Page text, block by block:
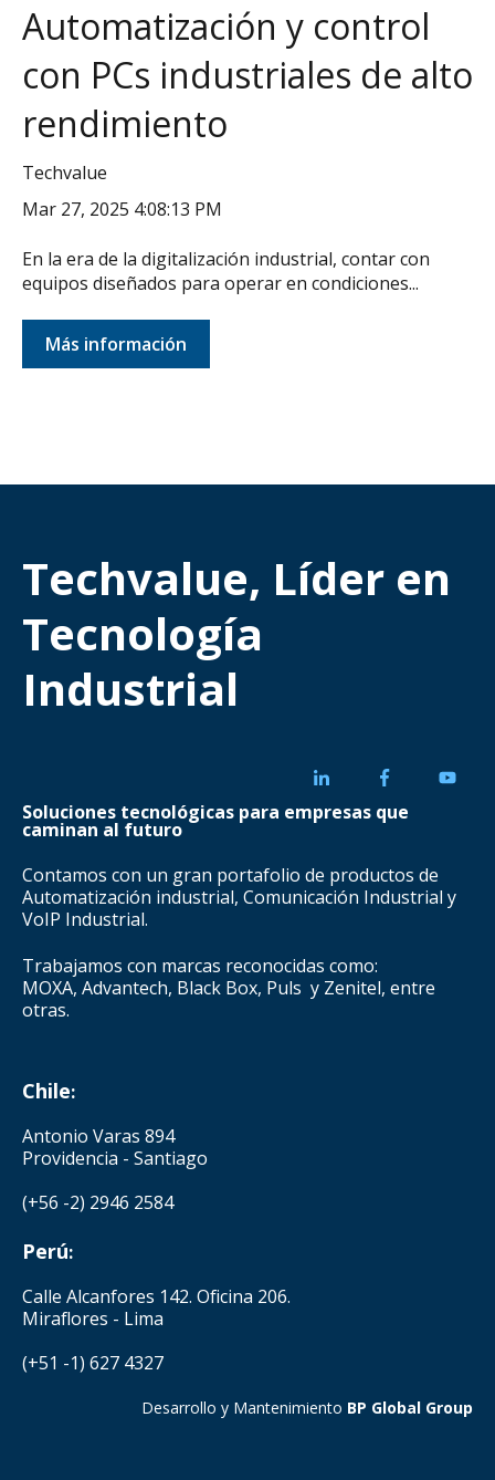
Automatización y control
con PCs industriales de alto
rendimiento
Techvalue
Mar 27, 2025 4:08:13 PM
En la era de la digitalización industrial, contar con
equipos diseñados para operar en condiciones...
Más información
Techvalue, Líder en
Tecnología
Industrial
Soluciones tecnológicas para empresas que
caminan al futuro
Contamos con un gran portafolio de productos de
Automatización industrial, Comunicación Industrial y
VoIP Industrial.
Trabajamos con marcas reconocidas como:
MOXA, Advantech, Black Box, Puls y Zenitel, entre
otras.
Chile:
Antonio Varas 894
Providencia - Santiago
(+56 -2) 2946 2584
Perú:
Calle Alcanfores 142. Oficina 206.
Miraflores - Lima
(+51 -1) 627 4327
Desarrollo y Mantenimiento BP Global Group